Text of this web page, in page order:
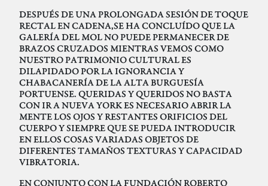
DESPUÉS DE UNA PROLONGADA SESIÓN DE TOQUE
RECTAL EN CADENA,SE HA CONCLUÍDO QUE LA
GALERÍA DEL MOL NO PUEDE PERMANECER DE
BRAZOS CRUZADOS MIENTRAS VEMOS COMO
NUESTRO PATRIMONIO CULTURAL ES
DILAPIDADO POR LA IGNORANCIA Y
CHABACANERÍA DE LA ALTA BURGUESÍA
PORTUENSE. QUERIDAS Y QUERIDOS NO BASTA
CON IR A NUEVA YORK ES NECESARIO ABRIR LA
MENTE LOS OJOS Y RESTANTES ORIFICIOS DEL
CUERPO Y SIEMPRE QUE SE PUEDA INTRODUCIR
EN ELLOS COSAS VARIADAS OBJETOS DE
DIFERENTES TAMAÑOS TEXTURAS Y CAPACIDAD
VIBRATORIA.
EN CONJUNTO CON LA FUNDACIÓN ROBERTO